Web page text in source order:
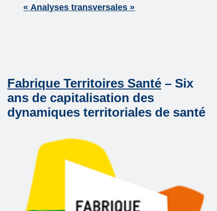
« Analyses transversales »
Fabrique Territoires Santé – Six
ans de capitalisation des
dynamiques territoriales de santé